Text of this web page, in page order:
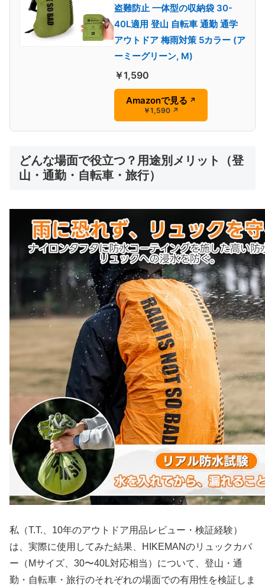
盗難防止 一体型の収納袋 30-
40L適用 登山 自転車 通勤 通学
アウトドア 梅雨対策 5カラー (ア
ーミーグリーン, M)
￥1,590
Amazonで見る ↗
￥1,590 ↗
どんな場面で役立つ？用途別メリット（登
山・通勤・自転車・旅行）
私（T.T.、10年のアウトドア用品レビュー・検証経験）
は、実際に使用してみた結果、HIKEMANのリュックカバ
ー（Mサイズ、30〜40L対応相当）について、登山・通
勤・自転車・旅行のそれぞれの場面での有用性を検証しま